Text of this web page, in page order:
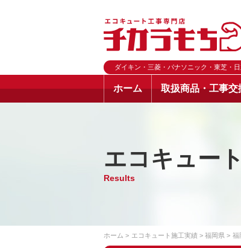
ダイキン・三菱・パナソニック・東芝・
ホーム 取扱商品・工事交
エコキュー
Results
ホーム エコキュート施工実績 福岡県 福